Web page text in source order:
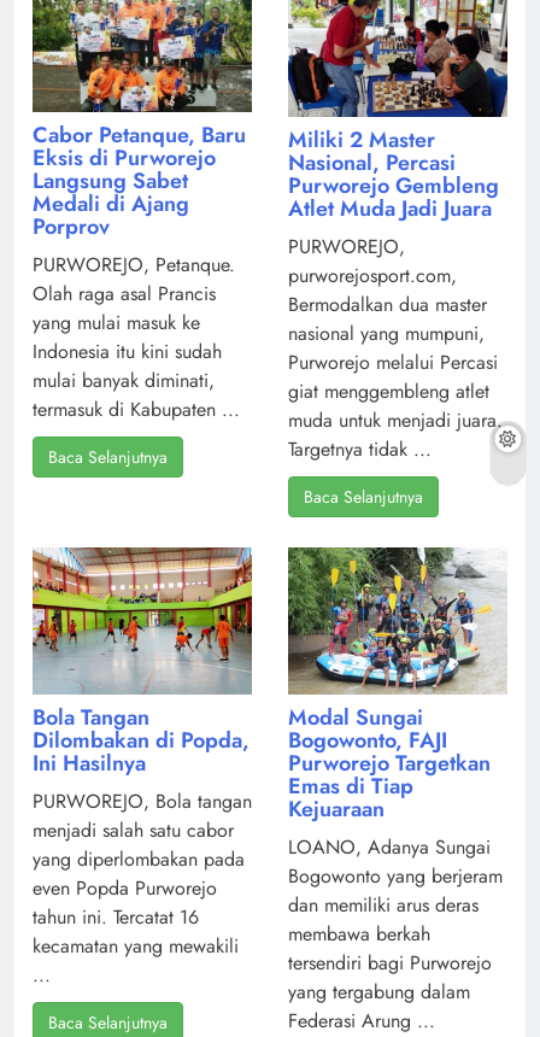
Cabor Petanque, Baru
Eksis di Purworejo
Langsung Sabet
Medali di Ajang
Porprov
PURWOREJO, Petanque.
Olah raga asal Prancis
yang mulai masuk ke
Indonesia itu kini sudah
mulai banyak diminati,
termasuk di Kabupaten ...
Baca Selanjutnya
Miliki 2 Master
Nasional, Percasi
Purworejo Gembleng
Atlet Muda Jadi Juara
PURWOREJO,
purworejosport.com,
Bermodalkan dua master
nasional yang mumpuni,
Purworejo melalui Percasi
giat menggembleng atlet
muda untuk menjadi juara.
Targetnya tidak ...
Baca Selanjutnya
Bola Tangan
Dilombakan di Popda,
Ini Hasilnya
PURWOREJO, Bola tangan
menjadi salah satu cabor
yang diperlombakan pada
even Popda Purworejo
tahun ini. Tercatat 16
kecamatan yang mewakili
...
Baca Selanjutnya
Modal Sungai
Bogowonto, FAJI
Purworejo Targetkan
Emas di Tiap
Kejuaraan
LOANO, Adanya Sungai
Bogowonto yang berjeram
dan memiliki arus deras
membawa berkah
tersendiri bagi Purworejo
yang tergabung dalam
Federasi Arung ...